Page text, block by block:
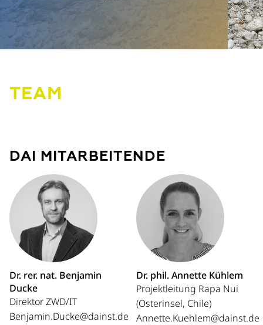
TEAM
DAI MITARBEITENDE
Dr. rer. nat. Benjamin
Ducke
Direktor ZWD/IT
Benjamin.Ducke@dainst.de
Dr. phil. Annette Kühlem
Projektleitung Rapa Nui
(Osterinsel, Chile)
Annette.Kuehlem@dainst.de